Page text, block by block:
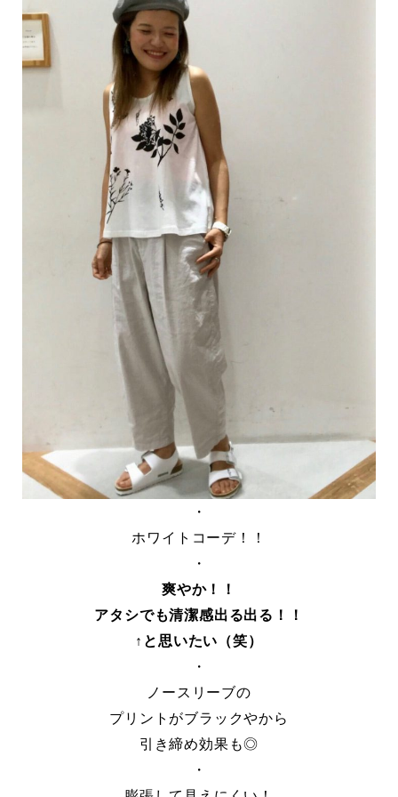
・
ホワイトコーデ！！
・
爽やか！！
アタシでも清潔感出る出る！！
↑と思いたい（笑）
・
ノースリーブの
プリントがブラックやから
引き締め効果も◎
・